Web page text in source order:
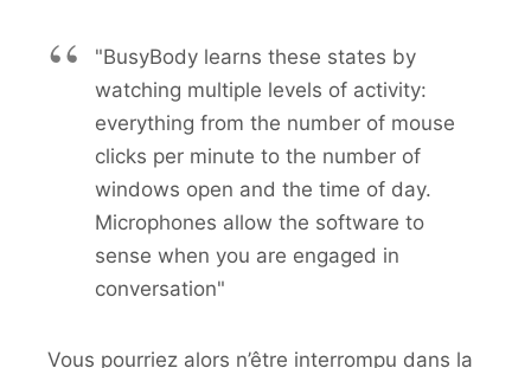
"BusyBody learns these states by
watching multiple levels of activity:
everything from the number of mouse
clicks per minute to the number of
windows open and the time of day.
Microphones allow the software to
sense when you are engaged in
conversation"
Vous pourriez alors n’être interrompu dans la